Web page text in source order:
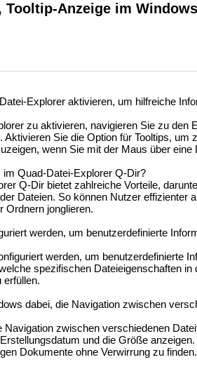
Anzeige im
Explorer aktivieren, um hilfreiche
zu aktivieren, navigieren Sie zu den
Aktivieren Sie die Option für Tooltips, um
wenn Sie mit der Maus über eine
im Quad-Datei-Explorer Q-Dir?
Q-Dir bietet zahlreiche Vorteile,
Dateien. So können Nutzer effizienter
Ordnern jonglieren.
werden, um benutzerdefinierte
werden, um benutzerdefinierte
spezifischen Dateieigenschaften in
erfüllen.
dabei, die Navigation zwischen
zwischen verschiedenen
und die Größe
Dokumente ohne Verwirrung zu finden.